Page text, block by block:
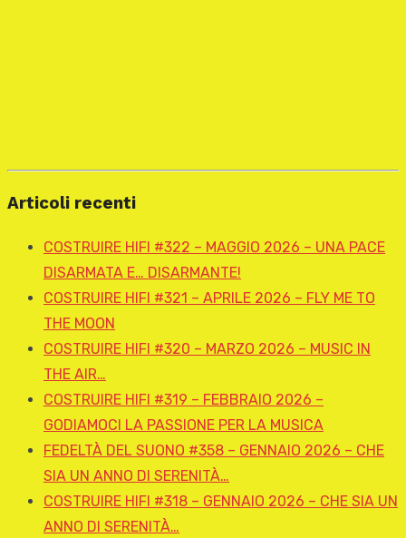
Articoli recenti
COSTRUIRE HIFI #322 – MAGGIO 2026 – UNA PACE
DISARMATA E… DISARMANTE!
COSTRUIRE HIFI #321 – APRILE 2026 – FLY ME TO
THE MOON
COSTRUIRE HIFI #320 – MARZO 2026 – MUSIC IN
THE AIR…
COSTRUIRE HIFI #319 – FEBBRAIO 2026 –
GODIAMOCI LA PASSIONE PER LA MUSICA
FEDELTÀ DEL SUONO #358 – GENNAIO 2026 – CHE
SIA UN ANNO DI SERENITÀ…
COSTRUIRE HIFI #318 – GENNAIO 2026 – CHE SIA UN
ANNO DI SERENITÀ…